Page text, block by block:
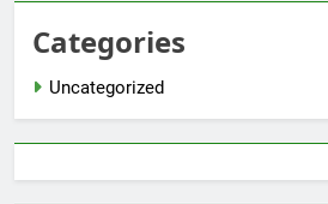
Categories
Uncategorized